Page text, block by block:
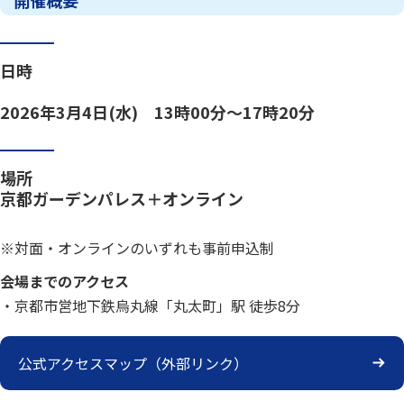
日時
2026年3月4日(水) 13時00分～17時20分
場所
京都ガーデンパレス＋オンライン
※対面・オンラインのいずれも事前申込制
会場までのアクセス
・京都市営地下鉄烏丸線「丸太町」駅 徒歩8分
公式アクセスマップ（外部リンク）